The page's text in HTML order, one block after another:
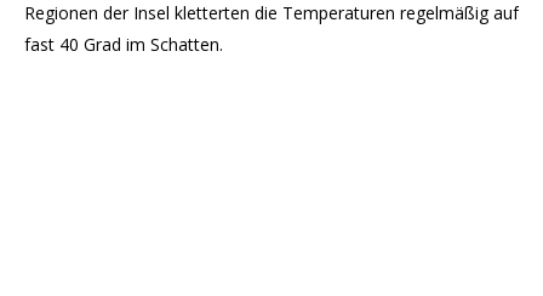
Regionen der Insel kletterten die Temperaturen regelmäßig auf
fast 40 Grad im Schatten.